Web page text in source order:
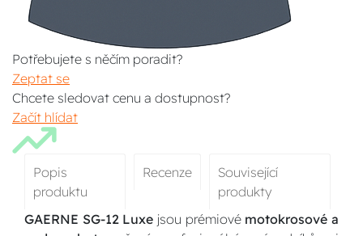
Potřebujete s něčím poradit?
Zeptat se
Chcete sledovat cenu a dostupnost?
Začít hlídat
Popis
produktu
Recenze
Související
produkty
GAERNE SG-12 Luxe jsou prémiové motokrosové a